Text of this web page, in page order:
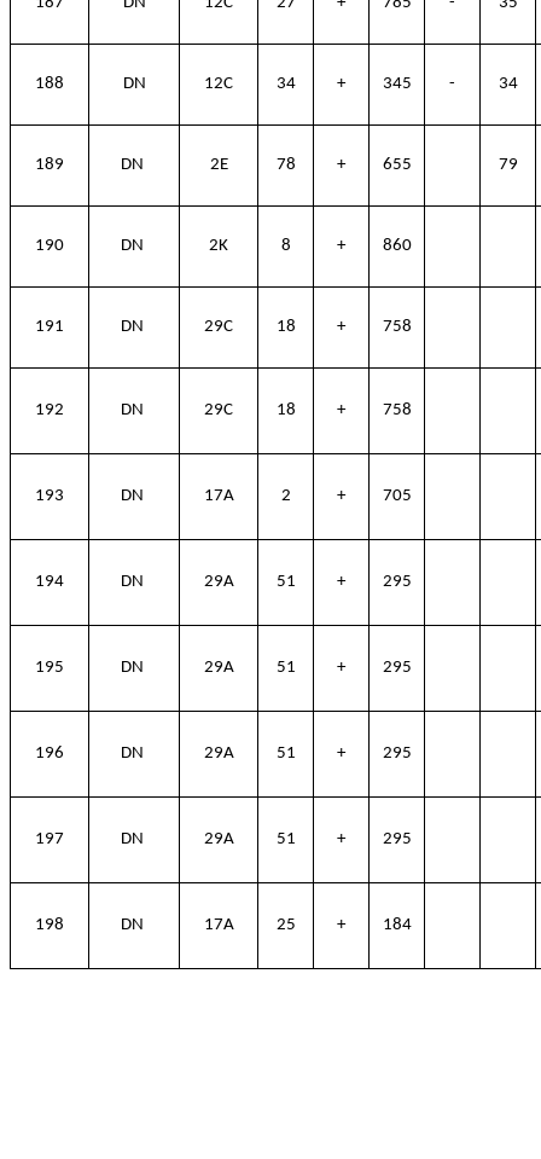
188 DN 12C 34 + 345 - 34
189 DN 2E 78 + 655 79
190 DN 2K 8 + 860
191 DN 29C 18 + 758
192 DN 29C 18 + 758
193 DN 17A 2 + 705
194 DN 29A 51 + 295
195 DN 29A 51 + 295
196 DN 29A 51 + 295
197 DN 29A 51 + 295
198 DN 17A 25 + 184